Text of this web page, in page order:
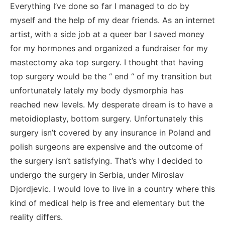
Everything I’ve done so far I managed to do by
myself and the help of my dear friends. As an internet
artist, with a side job at a queer bar I saved money
for my hormones and organized a fundraiser for my
mastectomy aka top surgery. I thought that having
top surgery would be the “ end “ of my transition but
unfortunately lately my body dysmorphia has
reached new levels. My desperate dream is to have a
metoidioplasty, bottom surgery. Unfortunately this
surgery isn’t covered by any insurance in Poland and
polish surgeons are expensive and the outcome of
the surgery isn’t satisfying. That’s why I decided to
undergo the surgery in Serbia, under Miroslav
Djordjevic. I would love to live in a country where this
kind of medical help is free and elementary but the
reality differs.